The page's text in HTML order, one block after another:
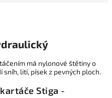
má nylonové štětiny o
lití, písek z pevných ploch.
Stiga -